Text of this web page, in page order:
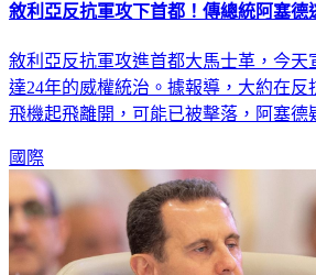
敘利亞反抗軍攻下首都！傳總統阿塞德
敘利亞反抗軍攻進首都大馬士革，今天
達24年的威權統治。據報導，大約在反
飛機起飛離開，可能已被擊落，阿塞德
國際